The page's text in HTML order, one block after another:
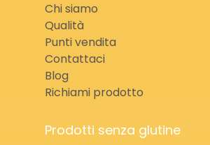
Chi siamo
Qualità
Punti vendita
Contattaci
Blog
Richiami prodotto
Prodotti senza glutine